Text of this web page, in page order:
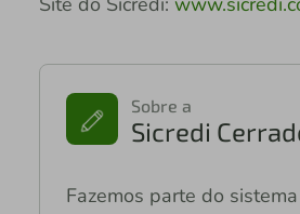
Sobre a
Sicredi
Fazemos parte do